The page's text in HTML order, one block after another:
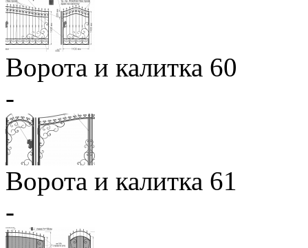
Ворота и калитка 60
-
Ворота и калитка 61
-